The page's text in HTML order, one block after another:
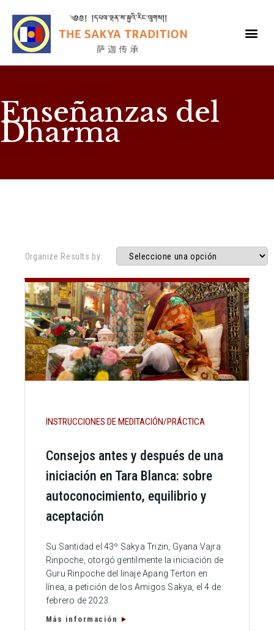
Enseñanzas del
Dharma
Organize Results by:
INSTRUCCIONES DE MEDITACIÓN/PRÁCTICA
Consejos antes y después de una
iniciación en Tara Blanca: sobre
autoconocimiento, equilibrio y
aceptación
Su Santidad el 43º Sakya Trizin, Gyana Vajra
Rinpoche, otorgó gentilmente la iniciación de
Guru Rinpoche del linaje Apang Terton en
línea, a petición de los Amigos Sakya, el 4 de
febrero de 2023.
Más información